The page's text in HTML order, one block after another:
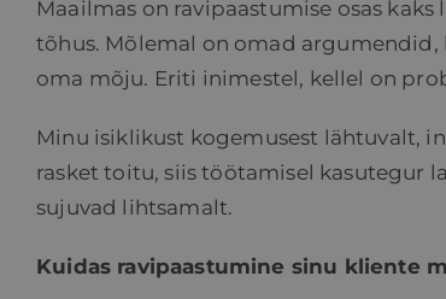
Maailmas on ravipaastumise osas
tõhus. Mõlemal on omad
oma mõju. Eriti inimestel, kellel on
Minu isiklikust kogemusest lähtuvalt,
rasket toitu, siis töötamisel kasutegur
sujuvad lihtsamalt.
Kuidas ravipaastumine sinu kliente